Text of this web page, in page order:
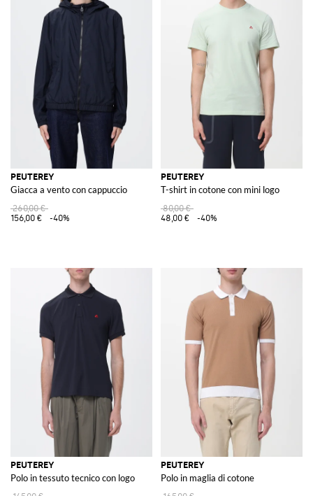
PEUTEREY
Giacca a vento con cappuccio
260,00 €
156,00 €
-40%
PEUTEREY
T-shirt in cotone con mini logo
80,00 €
48,00 €
-40%
PEUTEREY
Polo in tessuto tecnico con logo
PEUTEREY
Polo in maglia di cotone